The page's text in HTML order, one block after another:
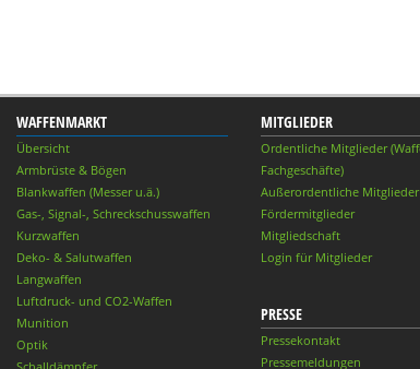
WAFFENMARKT
Übersicht
Armbrüste & Bögen
Blankwaffen (Messer u.ä.)
Gas-, Signal-, Schreckschusswaffen
Kurzwaffen
Deko- & Salutwaffen
Langwaffen
Luftdruck- und CO2-Waffen
Munition
Optik
MITGLIEDER
Ordentliche Mitglieder
Fachgeschäfte)
Außerordentliche Mitglieder
Fördermitglieder
Mitgliedschaft
Login für Mitglieder
PRESSE
Pressekontakt
Pressemeldungen